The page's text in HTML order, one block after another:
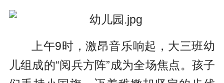
s
c
上午9时，激昂音乐响起，大三班幼
儿组成的“阅兵方阵”成为全场焦点。孩子